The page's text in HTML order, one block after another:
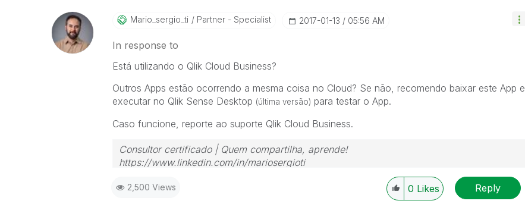
Mario_sergio_ti Partner - Specialist ‎2017-01-13 05:56 AM
In response to
Está utilizando o Qlik Cloud Business?
Outros Apps estão ocorrendo a mesma coisa no Cloud? Se não, recomendo baixar este App e
executar no Qlik Sense Desktop (última versão) para testar o App.
Caso funcione, reporte ao suporte Qlik Cloud Business.
Consultor certificado | Quem compartilha, aprende!
https://www.linkedin.com/in/mariosergioti
2,500 Views 0 Likes Reply